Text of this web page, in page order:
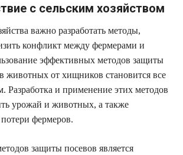
с сельским хозяйством
важно разработать методы,
конфликт между фермерами и
эффективных методов защиты
животных от хищников становится все
Разработка и применение этих методов
урожай и животных, а также
фермеров.
защиты посевов является